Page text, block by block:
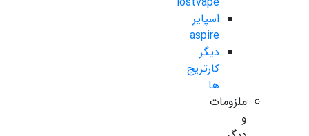
اسپایر
aspire
دیگر
کارتریج
ها
ملزومات
و